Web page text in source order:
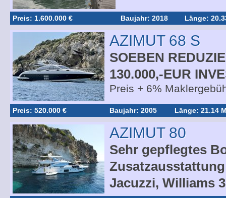
Preis: 1.600.000 € Baujahr: 2018 Länge:
AZIMUT 68 S
SOEBEN
130.000,-EUR
Preis + 6%
Preis: 520.000 € Baujahr: 2005 Länge: 21.14
AZIMUT 80
Sehr gepflegtes
Jacuzzi, Williams